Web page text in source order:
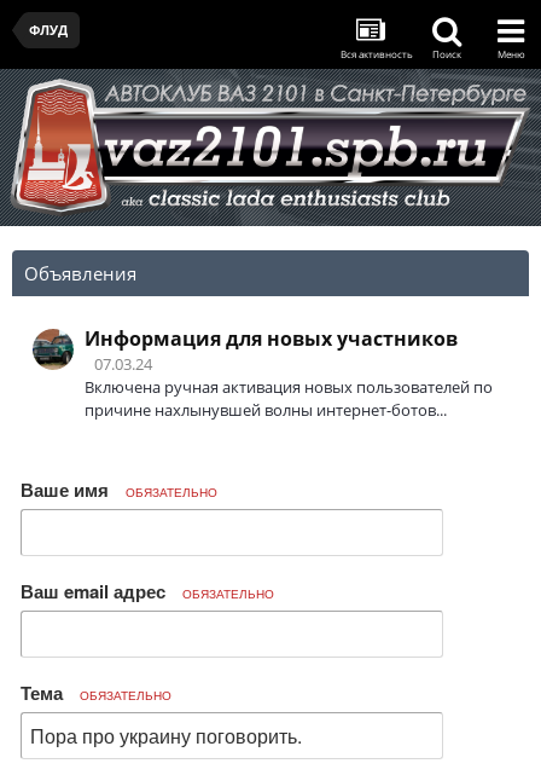
ФЛУД
Вся активность Поиск Меню
Объявления
Информация для новых участников
07.03.24
Включена ручная активация новых пользователей по
причине нахлынувшей волны интернет-ботов...
Ваше имя ОБЯЗАТЕЛЬНО
Ваш email адрес ОБЯЗАТЕЛЬНО
Тема ОБЯЗАТЕЛЬНО